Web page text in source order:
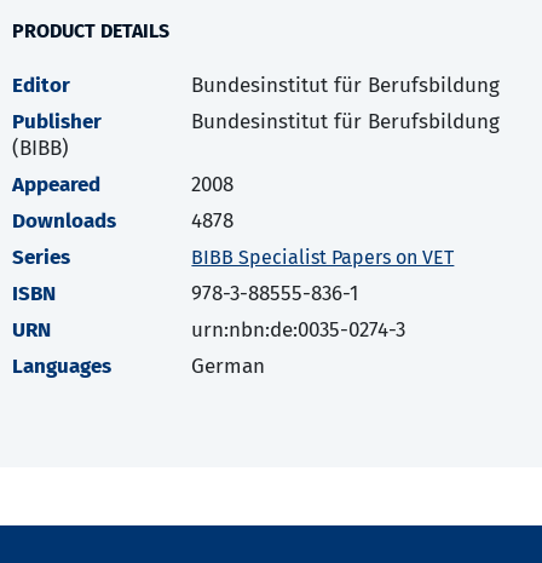
PRODUCT DETAILS
Editor
Bundesinstitut für Berufsbildung
Publisher
Bundesinstitut für Berufsbildung
(BIBB)
Appeared
2008
Downloads
4878
Series
BIBB Specialist Papers on VET
ISBN
978-3-88555-836-1
URN
urn:nbn:de:0035-0274-3
Languages
German